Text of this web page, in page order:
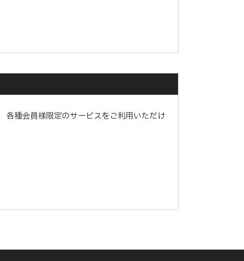
各種会員様限定のサービスをご利用いただけ